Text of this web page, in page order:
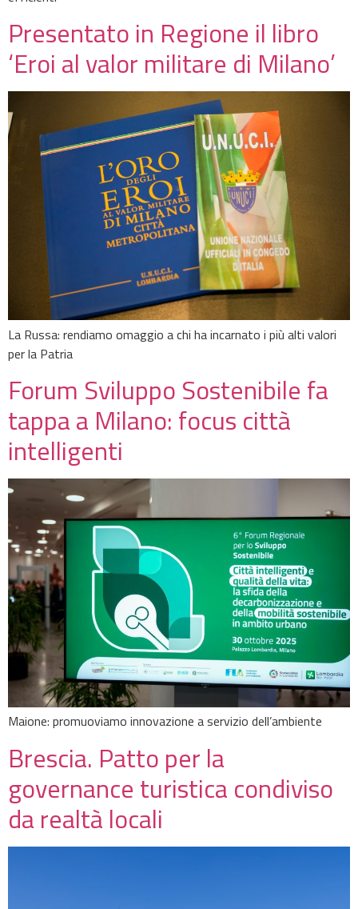
Presentato in Regione il libro
‘Eroi al valor militare di Milano’
La Russa: rendiamo omaggio a chi ha incarnato i più alti valori
per la Patria
Forum Sviluppo Sostenibile fa
tappa a Milano: focus città
intelligenti
Maione: promuoviamo innovazione a servizio dell’ambiente
Brescia. Patto per la
governance turistica condiviso
da realtà locali